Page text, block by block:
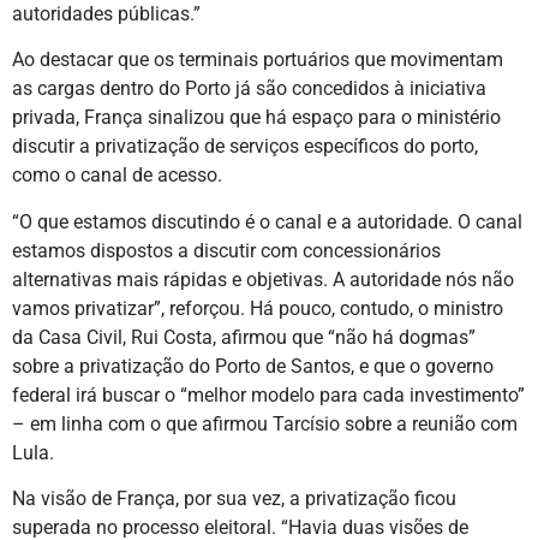
autoridades públicas.”
Ao destacar que os terminais portuários que movimentam
as cargas dentro do Porto já são concedidos à iniciativa
privada, França sinalizou que há espaço para o ministério
discutir a privatização de serviços específicos do porto,
como o canal de acesso.
“O que estamos discutindo é o canal e a autoridade. O canal
estamos dispostos a discutir com concessionários
alternativas mais rápidas e objetivas. A autoridade nós não
vamos privatizar”, reforçou. Há pouco, contudo, o ministro
da Casa Civil, Rui Costa, afirmou que “não há dogmas”
sobre a privatização do Porto de Santos, e que o governo
federal irá buscar o “melhor modelo para cada investimento”
– em linha com o que afirmou Tarcísio sobre a reunião com
Lula.
Na visão de França, por sua vez, a privatização ficou
superada no processo eleitoral. “Havia duas visões de